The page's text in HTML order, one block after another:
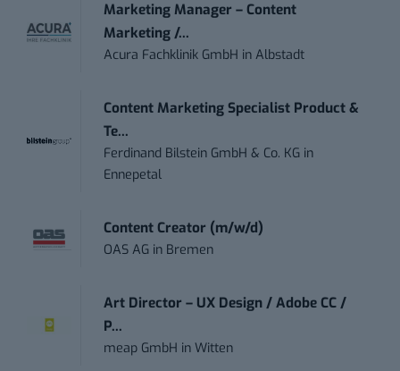
Marketing Manager – Content
Marketing /...
Acura Fachklinik GmbH inAlbstadt
Content Marketing Specialist Product &
Te...
Ferdinand Bilstein GmbH & Co. KG in
Ennepetal
Content Creator (m/w/d)
OAS AG in Bremen
Art Director – UX Design / Adobe CC /
P...
meap GmbH inWitten